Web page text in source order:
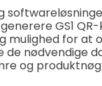
GS1 QR-
mulighed for at
de nødvendige
og